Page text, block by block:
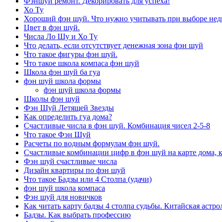
Хо Ту
Хороший фэн шуй. Что нужно учитывать при выборе
Цвет в фэн шуй.
Числа Ло Шу и Хо Ту
Что делать, если отсутствует денежная зона фэн шуй
Что такое фигуры фэн шуй.
Что такое школа компаса фэн шуй
Школа фэн шуй ба гуа
фэн шуй школа формы
фэн шуй школа формы
Школы фэн шуй
Фэн Шуй Летящей Звезды
Как определить гуа дома?
Счастливые числа в фэн шуй. Комбинация чисел 2-5-8
Что такое Фэн Шуй
Расчеты по водным формулам фэн шуй.
Счастливые комбинации цифр в фэн шуй на карте дома,
Фэн шуй счастливые числа
Дизайн квартиры по фэн шуй
Что такое Бадзы или 4 Столпа (удачи)
фэн шуй школа компаса
Фэн шуй для новичков
Как читать карту бадзы 4 столпа судьбы. Китайская
Бадзы. Как выбрать профессию